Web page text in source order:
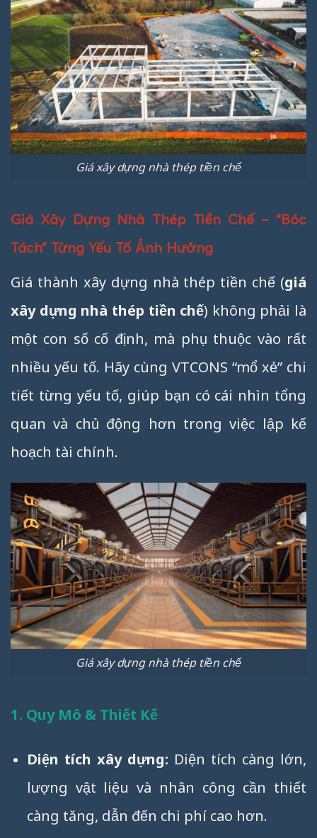
Giá xây dựng nhà thép tiền chế
Giá Xây Dựng Nhà Thép Tiền Chế – “Bóc
Tách” Từng Yếu Tố Ảnh Hưởng
Giá thành xây dựng nhà thép tiền chế (giá
xây dựng nhà thép tiền chế) không phải là
một con số cố định, mà phụ thuộc vào rất
nhiều yếu tố. Hãy cùng VTCONS “mổ xẻ” chi
tiết từng yếu tố, giúp bạn có cái nhìn tổng
quan và chủ động hơn trong việc lập kế
hoạch tài chính.
Giá xây dựng nhà thép tiền chế
1. Quy Mô & Thiết Kế
Diện tích xây dựng: Diện tích càng lớn,
lượng vật liệu và nhân công cần thiết
càng tăng, dẫn đến chi phí cao hơn.